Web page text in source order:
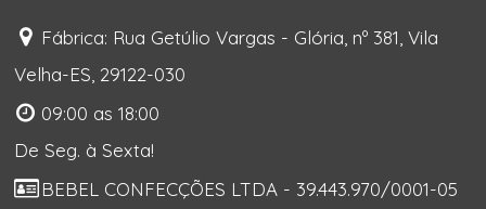
Fábrica: Rua Getúlio Vargas - Glória, nº 381, Vila
Velha-ES, 29122-030
09:00 as 18:00
De Seg. à Sexta!
BEBEL CONFECÇÕES LTDA - 39.443.970/0001-05